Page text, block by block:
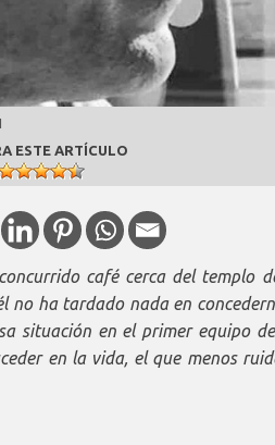
ESTE ARTÍCULO
café cerca del templo
no ha tardado nada en
situación en el primer equipo
en la vida, el que menos